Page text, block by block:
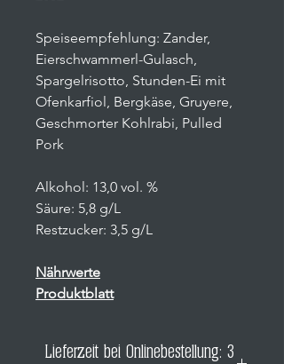
Speiseempfehlung: Zander,
Eierschwammerl-Gulasch,
Spargelrisotto, Stunden-Ei mit
Ofenkarfiol, Bergkäse, Gruyere,
Geschmorter Kohlrabi, Pulled
Pork
Alkohol: 13,0 vol. %
Säure: 5,8 g/L
Restzucker: 3,5 g/L
Nährwerte
Produktblatt
Lieferzeit bei Onlinebestellung: 3